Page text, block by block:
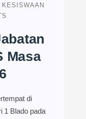
KESISWAAN
Masa
di
1 Blado pada